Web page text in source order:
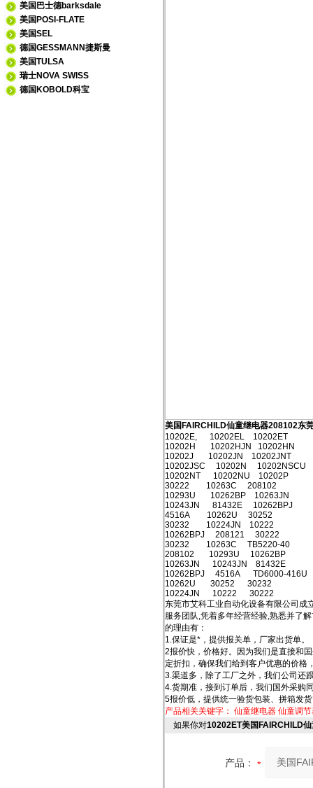
美国巴士德barksdale
美国POSI-FLATE
美国SEL
德国GESSMANN捷斯曼
美国TULSA
瑞士NOVA SWISS
德国KOBOLD科宝
美国FAIRCHILD仙童继电器208102东
10202E, 10202EL 10202ET
10202H 10202HJN 10202HN
10202J 10202JN 10202JNT
10202JSC 10202N 10202NSCU
10202NT 10202NU 10202P
30222 10263C 208102
10293U 10262BP 10263JN
10243JN 81432E 10262BPJ
4516A 10262U 30252
30232 10224JN 10222
10262BPJ 208121 30222
30232 10263C TB5220-40
208102 10293U 10262BP
10263JN 10243JN 81432E
10262BPJ 4516A TD6000-416U
10262U 30252 30232
10224JN 10222 30222
东莞市艾科工业自动化设备有限公司成
服务团队,凭着多年经营经验,熟悉并了
的理由有：
1.保证是*，提供报关单，厂家出货单。
2报价快，价格好。因为我们是直接和
定折扣，确保我们给到客户优惠的价格
3.渠道多，除了工厂之外，我们公司还
4.货期准，接到订单后，我们国外采购
5报价低，提供统一验货包装、拼箱发
产品相关关键字： 仙童继电器 仙童调
如果你对10202ET美国FAIRCHILD
产品：